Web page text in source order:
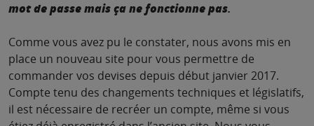
mot de passe mais ça ne fonctionne pas.
Comme vous avez pu le constater, nous avons mis en
place un nouveau site pour vous permettre de
commander vos devises depuis début janvier 2017.
Compte tenu des changements techniques et législatifs,
il est nécessaire de recréer un compte, même si vous